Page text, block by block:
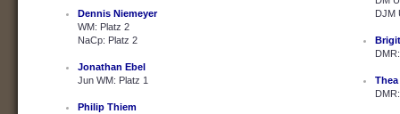
Dennis Niemeyer
WM: Platz 2
NaCp: Platz 2
Jonathan Ebel
Jun WM: Platz 1
Philip Thiem
DJM